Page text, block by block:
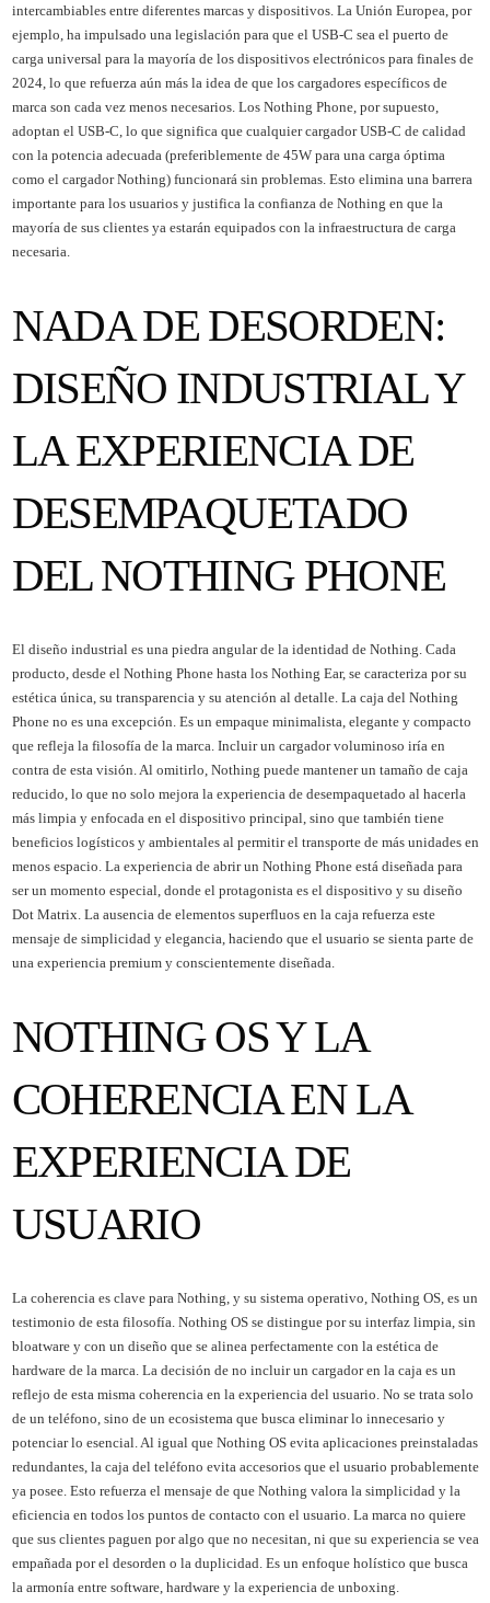
intercambiables entre diferentes marcas y dispositivos. La Unión Europea, por
ejemplo, ha impulsado una legislación para que el USB-C sea el puerto de
carga universal para la mayoría de los dispositivos electrónicos para finales de
2024, lo que refuerza aún más la idea de que los cargadores específicos de
marca son cada vez menos necesarios. Los Nothing Phone, por supuesto,
adoptan el USB-C, lo que significa que cualquier cargador USB-C de calidad
con la potencia adecuada (preferiblemente de 45W para una carga óptima
como el cargador Nothing) funcionará sin problemas. Esto elimina una barrera
importante para los usuarios y justifica la confianza de Nothing en que la
mayoría de sus clientes ya estarán equipados con la infraestructura de carga
necesaria.
NADA DE DESORDEN:
DISEÑO INDUSTRIAL Y
LA EXPERIENCIA DE
DESEMPAQUETADO
DEL NOTHING PHONE
El diseño industrial es una piedra angular de la identidad de Nothing. Cada
producto, desde el Nothing Phone hasta los Nothing Ear, se caracteriza por su
estética única, su transparencia y su atención al detalle. La caja del Nothing
Phone no es una excepción. Es un empaque minimalista, elegante y compacto
que refleja la filosofía de la marca. Incluir un cargador voluminoso iría en
contra de esta visión. Al omitirlo, Nothing puede mantener un tamaño de caja
reducido, lo que no solo mejora la experiencia de desempaquetado al hacerla
más limpia y enfocada en el dispositivo principal, sino que también tiene
beneficios logísticos y ambientales al permitir el transporte de más unidades en
menos espacio. La experiencia de abrir un Nothing Phone está diseñada para
ser un momento especial, donde el protagonista es el dispositivo y su diseño
Dot Matrix. La ausencia de elementos superfluos en la caja refuerza este
mensaje de simplicidad y elegancia, haciendo que el usuario se sienta parte de
una experiencia premium y conscientemente diseñada.
NOTHING OS Y LA
COHERENCIA EN LA
EXPERIENCIA DE
USUARIO
La coherencia es clave para Nothing, y su sistema operativo, Nothing OS, es un
testimonio de esta filosofía. Nothing OS se distingue por su interfaz limpia, sin
bloatware y con un diseño que se alinea perfectamente con la estética de
hardware de la marca. La decisión de no incluir un cargador en la caja es un
reflejo de esta misma coherencia en la experiencia del usuario. No se trata solo
de un teléfono, sino de un ecosistema que busca eliminar lo innecesario y
potenciar lo esencial. Al igual que Nothing OS evita aplicaciones preinstaladas
redundantes, la caja del teléfono evita accesorios que el usuario probablemente
ya posee. Esto refuerza el mensaje de que Nothing valora la simplicidad y la
eficiencia en todos los puntos de contacto con el usuario. La marca no quiere
que sus clientes paguen por algo que no necesitan, ni que su experiencia se vea
empañada por el desorden o la duplicidad. Es un enfoque holístico que busca
la armonía entre software, hardware y la experiencia de unboxing.